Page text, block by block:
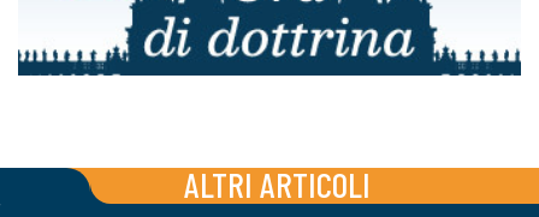
ALTRI ARTICOLI